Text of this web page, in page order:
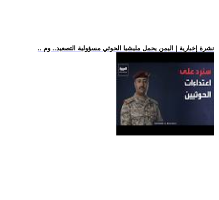
.. نشرة إخبارية | اليمن يحمل مليشيا الحوثي مسؤولية التصعيد.. وم